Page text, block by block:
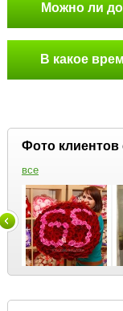
Можно ли
В какое
Фото
все